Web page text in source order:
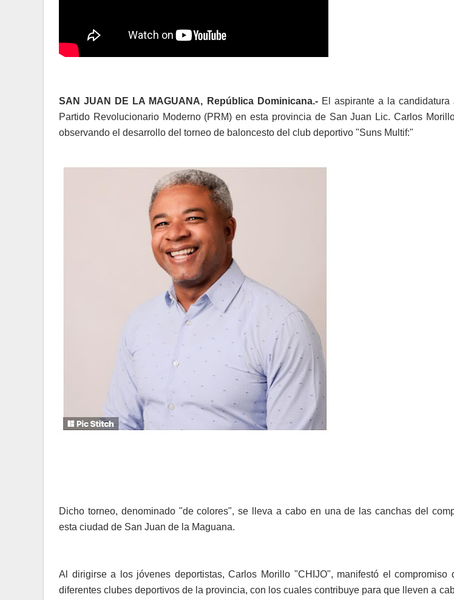
SAN JUAN DE LA MAGUANA, República Dominicana.-El aspirante a la candidatura
Partido Revolucionario Moderno (PRM) en esta provincia de San Juan Lic. Carlos
observando el desarrollo del torneo de baloncesto del club deportivo "Suns Multif:"
Dicho torneo, denominado "de colores", se lleva a cabo en una de las canchas del
esta ciudad de San Juan de la Maguana.
Al dirigirse a los jóvenes deportistas, Carlos Morillo "CHIJO", manifestó el compromiso
diferentes clubes deportivos de la provincia, con los cuales contribuye para que lleven a